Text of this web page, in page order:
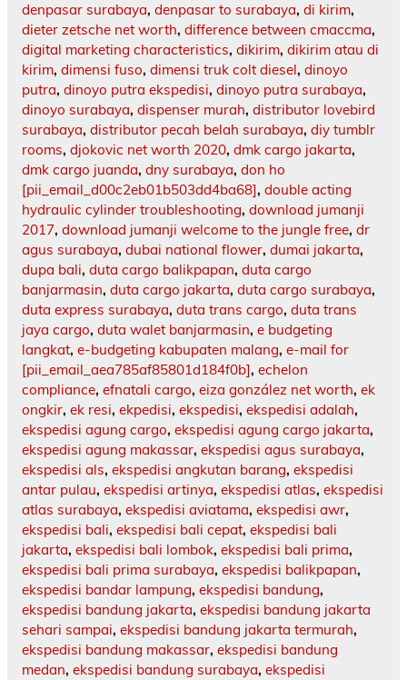
denpasar surabaya, denpasar to surabaya, di kirim,
dieter zetsche net worth, difference between cmaccma,
digital marketing characteristics, dikirim, dikirim atau di
kirim, dimensi fuso, dimensi truk colt diesel, dinoyo
putra, dinoyo putra ekspedisi, dinoyo putra surabaya,
dinoyo surabaya, dispenser murah, distributor lovebird
surabaya, distributor pecah belah surabaya, diy tumblr
rooms, djokovic net worth 2020, dmk cargo jakarta,
dmk cargo juanda, dny surabaya, don ho
[pii_email_d00c2eb01b503dd4ba68], double acting
hydraulic cylinder troubleshooting, download jumanji
2017, download jumanji welcome to the jungle free, dr
agus surabaya, dubai national flower, dumai jakarta,
dupa bali, duta cargo balikpapan, duta cargo
banjarmasin, duta cargo jakarta, duta cargo surabaya,
duta express surabaya, duta trans cargo, duta trans
jaya cargo, duta walet banjarmasin, e budgeting
langkat, e-budgeting kabupaten malang, e-mail for
[pii_email_aea785af85801d184f0b], echelon
compliance, efnatali cargo, eiza gonzález net worth, ek
ongkir, ek resi, ekpedisi, ekspedisi, ekspedisi adalah,
ekspedisi agung cargo, ekspedisi agung cargo jakarta,
ekspedisi agung makassar, ekspedisi agus surabaya,
ekspedisi als, ekspedisi angkutan barang, ekspedisi
antar pulau, ekspedisi artinya, ekspedisi atlas, ekspedisi
atlas surabaya, ekspedisi aviatama, ekspedisi awr,
ekspedisi bali, ekspedisi bali cepat, ekspedisi bali
jakarta, ekspedisi bali lombok, ekspedisi bali prima,
ekspedisi bali prima surabaya, ekspedisi balikpapan,
ekspedisi bandar lampung, ekspedisi bandung,
ekspedisi bandung jakarta, ekspedisi bandung jakarta
sehari sampai, ekspedisi bandung jakarta termurah,
ekspedisi bandung makassar, ekspedisi bandung
medan, ekspedisi bandung surabaya, ekspedisi